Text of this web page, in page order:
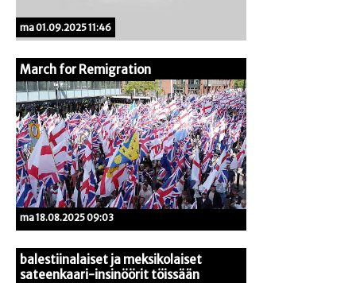
ma 01.09.2025 11:46
March for Remigration
ma 18.08.2025 09:03
balestiinalaiset ja meksikolaiset
sateenkaari-insinöörit töissään